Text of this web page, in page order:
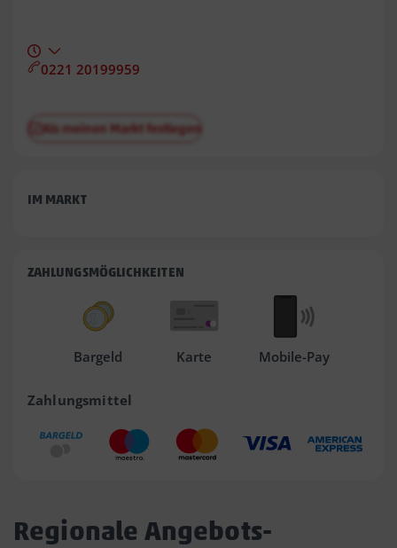
0221 20199959
Als meinen Markt festlegen
IM MARKT
ZAHLUNGSMÖGLICHKEITEN
Bargeld Karte Mobile-Pay
Zahlungsmittel
Regionale Angebots-